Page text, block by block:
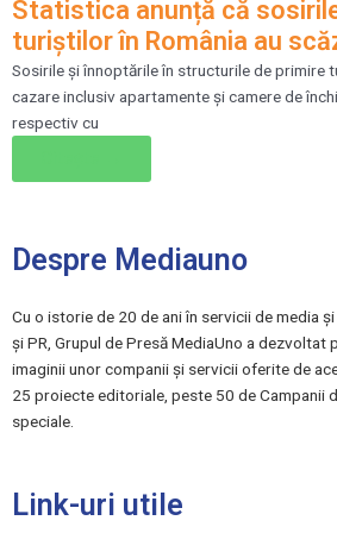
Statistica anunță că
turiştilor în România au
Sosirile şi înnoptările în structurile de primire
cazare inclusiv apartamente şi camere de
respectiv cu
Despre Mediauno
Cu o istorie de 20 de ani în servicii de media
și PR, Grupul de Presă MediaUno a dezvoltat
imaginii unor companii și servicii oferite de
25 proiecte editoriale, peste 50 de Campanii
speciale.
Link-uri utile